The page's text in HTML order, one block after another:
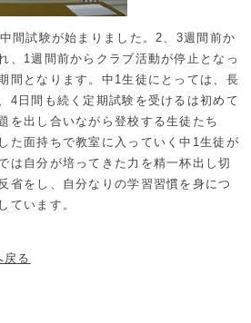
間試験が始まりました。2、3週間前か
、1週間前からクラブ活動が停止となっ
間となります。中1生徒にとっては、長
4日間も続く定期試験を受けるは初めて
を出し合いながら登校する生徒たち
た面持ちで教室に入っていく中1生徒が
は自分が培ってきた力を精一杯出し切
省をし、自分なりの学習習慣を身につ
ています。
戻る